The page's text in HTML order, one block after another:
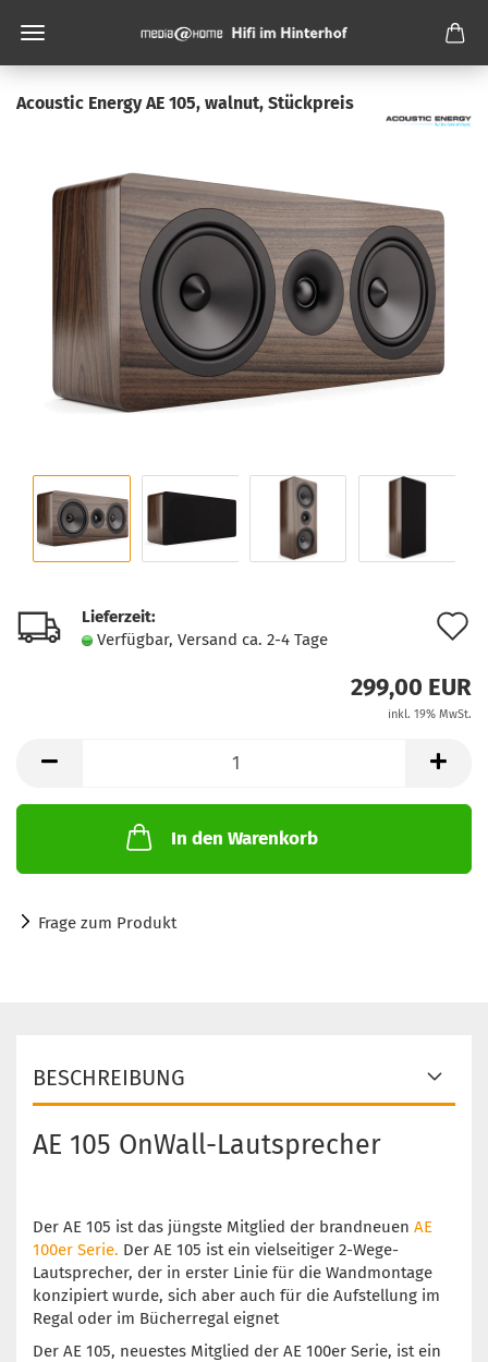
Acoustic Energy AE 105, walnut, Stückpreis
Lieferzeit:
Verfügbar, Versand ca. 2-4 Tage
299,00 EUR
inkl. 19% MwSt.
In den Warenkorb
Frage zum Produkt
BESCHREIBUNG
AE 105 OnWall-Lautsprecher
Der AE 105 ist das jüngste Mitglied der brandneuen AE
100er Serie. Der AE 105 ist ein vielseitiger 2-Wege-
Lautsprecher, der in erster Linie für die Wandmontage
konzipiert wurde, sich aber auch für die Aufstellung im
Regal oder im Bücherregal eignet
Der AE 105, neuestes Mitglied der AE 100er Serie, ist ein